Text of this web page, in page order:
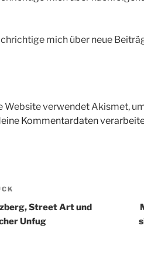
mich über neue
Website verwendet Akismet,
Kommentardaten
Street Art und
Unfug